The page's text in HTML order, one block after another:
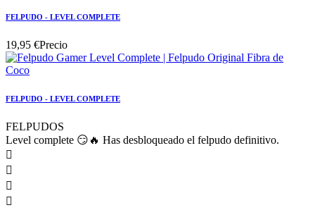
FELPUDO - LEVEL COMPLETE
19,95 €Precio
FELPUDO - LEVEL COMPLETE
FELPUDOS
Level complete 😏🔥 Has desbloqueado el felpudo definitivo.



